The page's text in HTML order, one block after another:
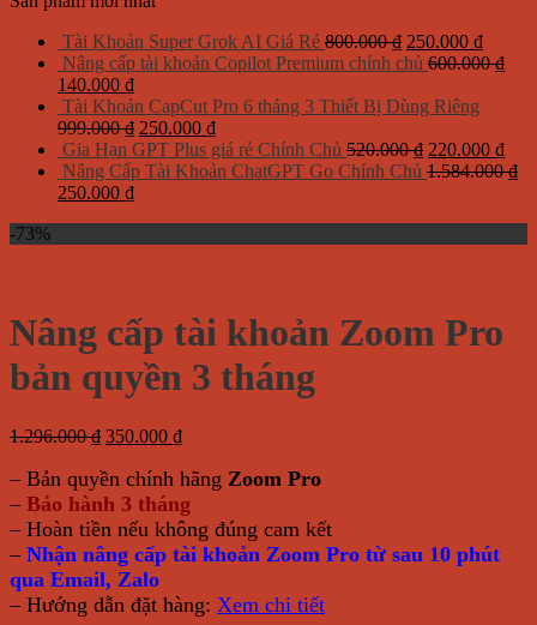
Tài Khoản Super Grok AI Giá Rẻ 800.000₫ Giá
gốc
800.000 ₫.
250.000 ₫Giá
hiện
Nâng cấp tài khoản Copilot Premium chính chủ 600.000₫
Giá
gốc
là:
600.000 ₫.
140.000 ₫Giá
hiện
tại
là:
140.000 ₫.
Tài Khoản CapCut Pro 6 tháng 3 Thiết Bị Dùng Riêng
999.000₫ Giá
gốc
là:
250.000 ₫Giá
hiện
tại
Gia Hạn GPT Plus giá rẻ Chính Chủ 520.000₫ Giá
gốc
220.000 ₫Giá
hiện
Nâng Cấp Tài Khoản ChatGPT Go Chính Chủ 1.584.000₫
Giá
250.000 ₫Giá
-73%
Nâng cấp tài khoản Zoom Pro
bản quyền 3 tháng
1.296.000₫ Giá
là:
1.296.000 ₫.
350.000 ₫Giá
tại
là:
350.000 ₫.
– Bản quyền chính hãng Zoom Pro
– Bảo hành 3 tháng
– Hoàn tiền nếu không đúng cam kết
– Nhận nâng cấp tài khoản Zoom Pro từ sau 10 phút
qua Email, Zalo
– Hướng dẫn đặt hàng: Xem chi tiết